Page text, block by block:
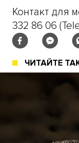
Контакт для
332 86 06
ЧИТАЙТЕ